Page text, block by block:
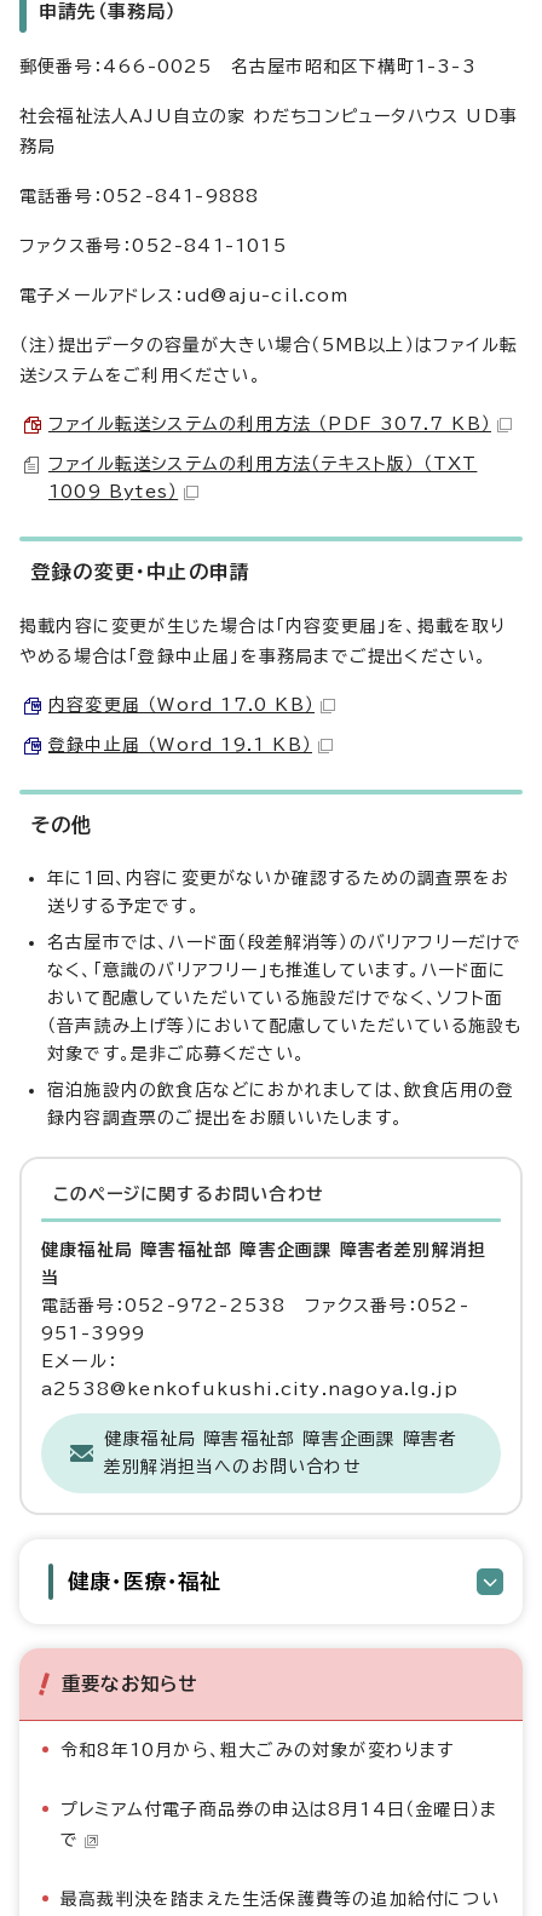
申請先（事務局）
郵便番号：466-0025 名古屋市昭和区下構町1-3-3
社会福祉法人AJU自立の家 わだちコンピュータハウス UD事
務局
電話番号：052-841-9888
ファクス番号：052-841-1015
電子メールアドレス：ud@aju-cil.com
（注）提出データの容量が大きい場合（5MB以上）はファイル転
送システムをご利用ください。
ファイル転送システムの利用方法 （PDF 307.7 KB）
ファイル転送システムの利用方法（テキスト版） （TXT
1009 Bytes）
登録の変更・中止の申請
掲載内容に変更が生じた場合は「内容変更届」を、掲載を取り
やめる場合は「登録中止届」を事務局までご提出ください。
内容変更届 （Word 17.0 KB）
登録中止届 （Word 19.1 KB）
その他
年に1回、内容に変更がないか確認するための調査票をお
送りする予定です。
名古屋市では、ハード面（段差解消等）のバリアフリーだけで
なく、「意識のバリアフリー」も推進しています。ハード面に
おいて配慮していただいている施設だけでなく、ソフト面
（音声読み上げ等）において配慮していただいている施設も
対象です。是非ご応募ください。
宿泊施設内の飲食店などにおかれましては、飲食店用の登
録内容調査票のご提出をお願いいたします。
このページに関する お問い合わせ
健康福祉局 障害福祉部 障害企画課 障害者差別解消担
当
電話番号：052-972-2538 ファクス番号：052-
951-3999
Eメール：
a2538@kenkofukushi.city.nagoya.lg.jp
健康福祉局 障害福祉部 障害企画課 障害者
差別解消担当へのお問い合わせ
健康・医療・福祉
重要なお知らせ
令和8年10月から、粗大ごみの対象が変わります
プレミアム付電子商品券の申込は8月14日（金曜日）ま
で
最高裁判決を踏まえた生活保護費等の追加給付につい